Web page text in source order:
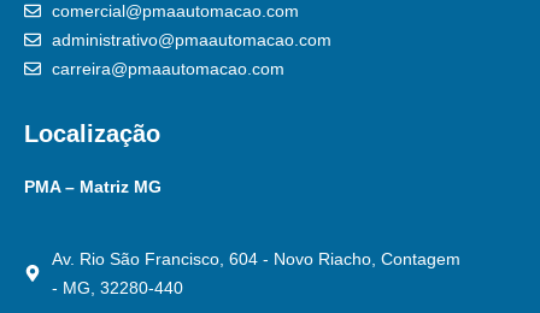
comercial@pmaautomacao.com
administrativo@pmaautomacao.com
carreira@pmaautomacao.com
Localização
PMA – Matriz MG
Av. Rio São Francisco, 604 - Novo Riacho, Contagem
- MG, 32280-440